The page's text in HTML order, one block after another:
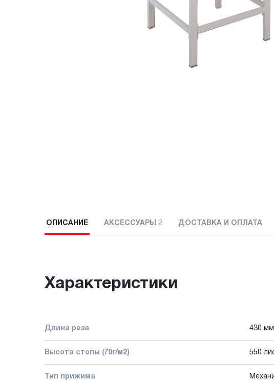
ОПИСАНИЕ АКСЕССУАРЫ 2 ДОСТАВКА И ОПЛАТА
Характеристики
Длина реза 430 мм
Высота стопы (70г/м2) 550
Тип прижима